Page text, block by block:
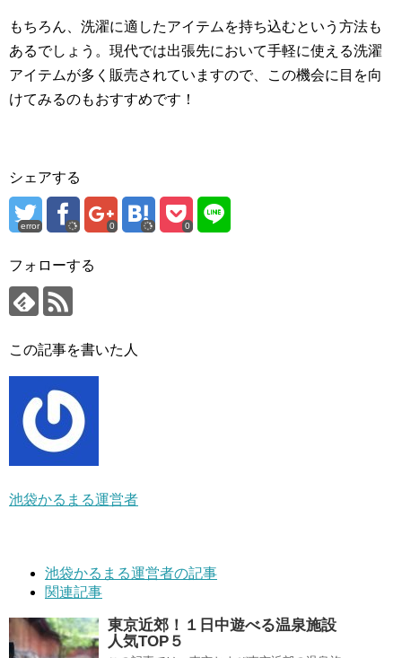
もちろん、洗濯に適したアイテムを持ち込むという方法も
あるでしょう。現代では出張先において手軽に使える洗濯
アイテムが多く販売されていますので、この機会に目を向
けてみるのもおすすめです！
シェアする
error 0 0
フォローする
この記事を書いた人
池袋かるまる運営者
池袋かるまる運営者の記事
関連記事
東京近郊！１日中遊べる温泉施設
人気TOP５